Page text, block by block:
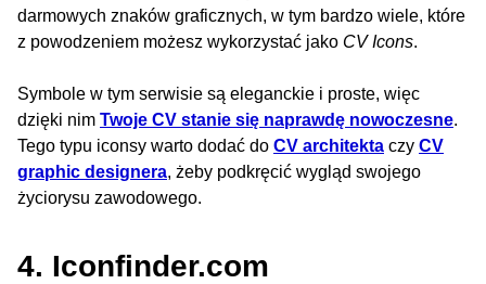
darmowych znaków graficznych, w tym bardzo wiele, które
z powodzeniem możesz wykorzystać jako CV Icons.
Symbole w tym serwisie są eleganckie i proste, więc
dzięki nim Twoje CV stanie się naprawdę nowoczesne.
Tego typu iconsy warto dodać do CV architekta czy CV
graphic designera, żeby podkręcić wygląd swojego
życiorysu zawodowego.
4. Iconfinder.com